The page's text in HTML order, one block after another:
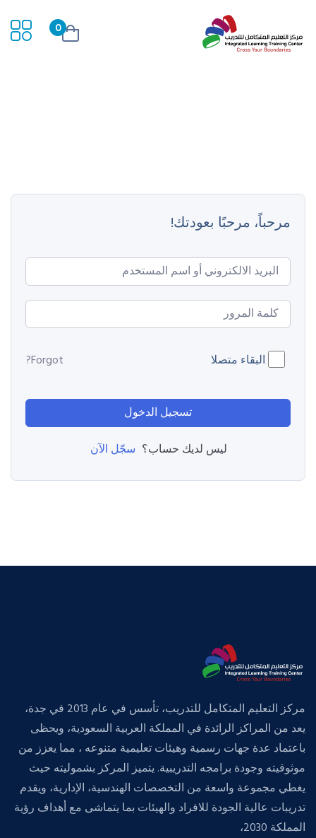
0
مرحباً، مرحبًا بعودتك!
البقاء متصلا Forgot?
تسجيل الدخول
ليس لديك حساب؟ سجّل الآن
مركز التعليم المتكامل للتدريب، تأسس في عام 2013 في جدة،
يعد من المراكز الرائدة في المملكة العربية السعودية، ويحظى
باعتماد عدة جهات رسمية وهيئات تعليمية متنوعه ، مما يعزز من
موثوقيته وجودة برامجه التدريبية. يتميز المركز بشموليته حيث
يغطي مجموعة واسعة من التخصصات الهندسية، الإدارية، ويقدم
تدريبات عالية الجودة للافراد والهيئات بما يتماشى مع أهداف رؤية
المملكة 2030،